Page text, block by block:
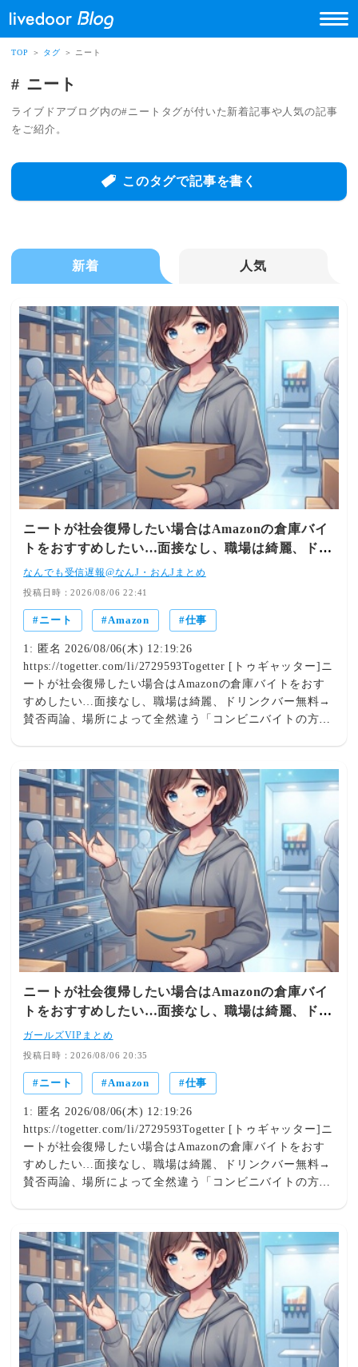
TOP ＞ タグ ＞ ニート
ニート
ライブドアブログ内の#ニートタグが付いた新着記事や人気の記事
をご紹介。
このタグで記事を書く
新着 人気
ニートが社会復帰したい場合はAmazonの倉庫バイ
トをおすすめしたい…面接なし、職場は綺麗、ドリ
ンクバー無料→賛否両論、場所によって全然違う
「コンビニ...
なんでも受信遅報@なんJ・おんJまとめ
投稿日時：2026/08/06 22:41
ニート Amazon 仕事
1: 匿名 2026/08/06(木) 12:19:26
https://togetter.com/li/2729593Togetter [トゥギャッター]ニ
ートが社会復帰したい場合はAmazonの倉庫バイトをおす
すめしたい…面接なし、職場は綺麗、ドリンクバー無料→
賛否両論、場所によって全然違う「コンビニバイトの方が
は綺麗でドリンクバー付いてるし日系企業みたいな理不尽
なことがなく居心地がよい ドリンクバーが無料という大
事な情報を書き忘れてた 反応見てる感じ倉庫によって当
たり外れがあるっぽい？ 生産性は確かに計測されてるけ
どあんまり気にしたことない このまえ「作業めちゃくち
ゃ速いけど少しミスが多いからもう少しゆっくりやってい
いです。いつも頑張ってくれてありがとうございます」っ
て言われたけど、それぐらいのことしか言われない＜みん
なの反応＞「面接は普通にあるし、ドリンクバー無料なん
てポスト主の働いた倉庫のみでしょう それにノルマ設定
があって、達成出来ないと2週間で首にされる それが
Amazon倉庫」「うちの地元のAmazon倉庫は多分無料ドリ
ンクバー無かった！でもウォーターサーバーは倉庫内の至
る所にあるし、食堂は安くて美味しいし、最初以外は人と
会話しなくて良いし、トイレも休憩室も清潔で無料ナプキ
ンも置いてあって環境は最高だったな」「これおすすめ
大学生の時やってたけど空調を始めとする設備がいい ド
リンクバーは場所による難点は・セールの時限定の短期が
多いから長期的に働くのは難しい・汗臭いジジイがいる・
宗教勧誘してくるやつがいる・既婚者子持ちの管理職と不
倫しかける大学生がいる」「まあ、あれ一回経験したら
コンビニバイトの方が倍は楽だと気付く」「Amazon、体
力的に結構しんどかったけどお金が貰える無料のジムって
思うようになってから毎日楽しかった。基本ひとり作業だ
🙆‍♀️」
ニートが社会復帰したい場合はAmazonの倉庫バイ
トをおすすめしたい…面接なし、職場は綺麗、ドリ
ンクバー無料→賛否両論、場所によって全然違う
「コンビニ...
ガールズVIPまとめ
投稿日時：2026/08/06 20:35
ニート Amazon 仕事
1: 匿名 2026/08/06(木) 12:19:26
https://togetter.com/li/2729593Togetter [トゥギャッター]ニ
ートが社会復帰したい場合はAmazonの倉庫バイトをおす
すめしたい…面接なし、職場は綺麗、ドリンクバー無料→
賛否両論、場所によって全然違う「コンビニバイトの方が
は綺麗でドリンクバー付いてるし日系企業みたいな理不尽
なことがなく居心地がよい ドリンクバーが無料という大
事な情報を書き忘れてた 反応見てる感じ倉庫によって当
たり外れがあるっぽい？ 生産性は確かに計測されてるけ
どあんまり気にしたことない このまえ「作業めちゃくち
ゃ速いけど少しミスが多いからもう少しゆっくりやってい
いです。いつも頑張ってくれてありがとうございます」っ
て言われたけど、それぐらいのことしか言われない＜みん